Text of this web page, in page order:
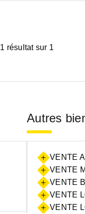
1 résultat sur 1
Autres
VENTE
VENTE
VENTE
VENTE
VENTE